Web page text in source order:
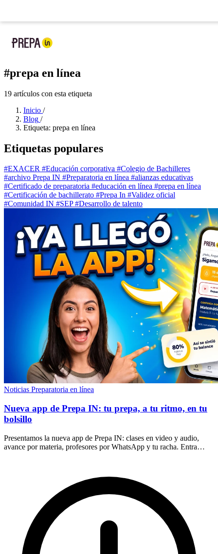
#prepa en línea
19 artículos con esta etiqueta
Inicio /
Blog /
Etiqueta: prepa en línea
Etiquetas populares
#EXACER #Educación corporativa #Colegio de Bachilleres
#archivo Prepa IN #Preparatoria en línea #alianzas educativas
#Certificado de preparatoria #educación en línea #prepa en línea
#Certificación de bachillerato #Prepa In #Validez oficial
#Comunidad IN #SEP#Desarrollo de talento
Noticias Preparatoria en línea
Nueva app de Prepa IN: tu prepa, a tu ritmo, en tu
bolsillo
Presentamos la nueva app de Prepa IN: clases en video y audio,
avance por materia, profesores por WhatsApp y tu racha. Entra